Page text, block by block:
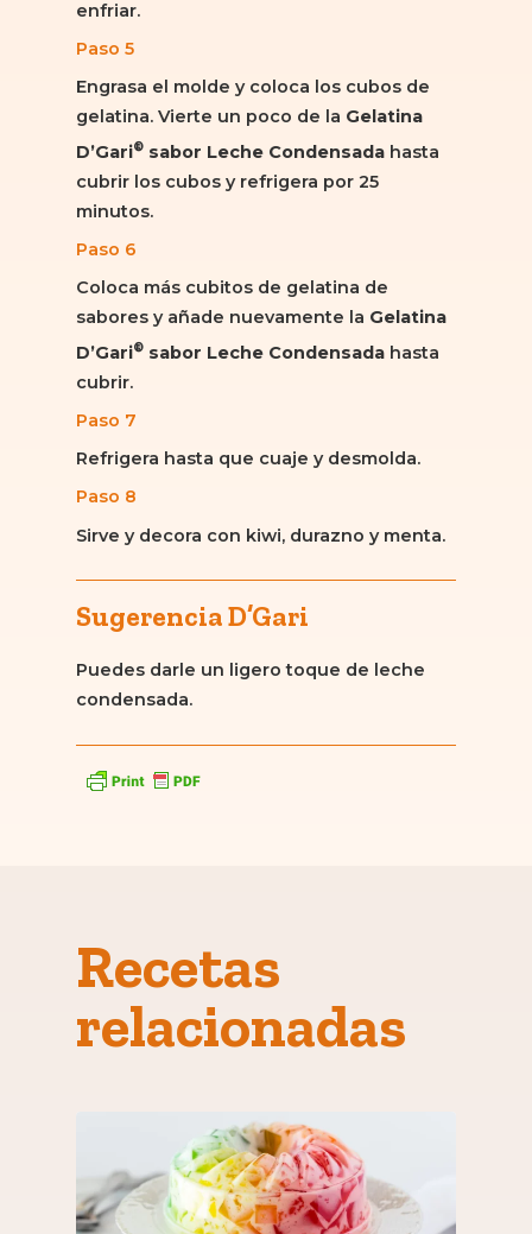
enfriar.
Paso 5
Engrasa el molde y coloca los cubos de
gelatina. Vierte un poco de la Gelatina
D’Gari® sabor Leche Condensada hasta
cubrir los cubos y refrigera por 25
minutos.
Paso 6
Coloca más cubitos de gelatina de
sabores y añade nuevamente la Gelatina
D’Gari® sabor Leche Condensada hasta
cubrir.
Paso 7
Refrigera hasta que cuaje y desmolda.
Paso 8
Sirve y decora con kiwi, durazno y menta.
Sugerencia D’Gari
Puedes darle un ligero toque de leche
condensada.
Recetas
relacionadas